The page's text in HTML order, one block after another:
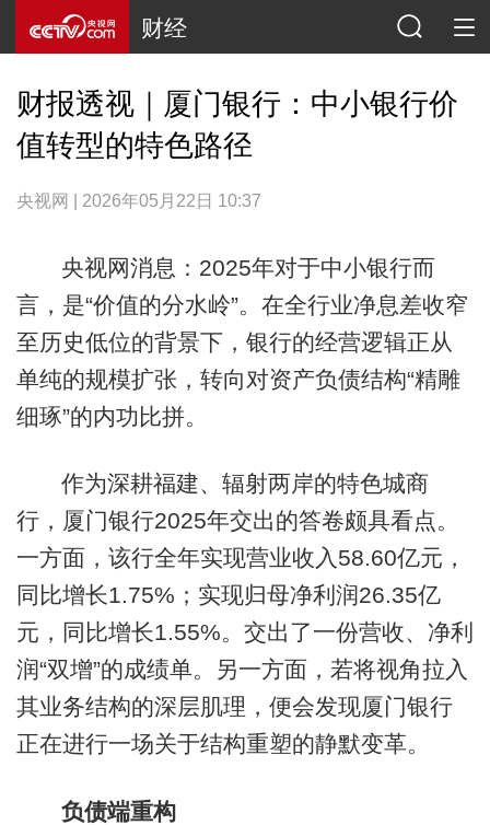
财经
财报透视｜厦门银行：中小银行价
值转型的特色路径
央视网 | 2026年05月22日 10:37
央视网消息：2025年对于中小银行而
言，是“价值的分水岭”。在全行业净息差收窄
至历史低位的背景下，银行的经营逻辑正从
单纯的规模扩张，转向对资产负债结构“精雕
细琢”的内功比拼。
作为深耕福建、辐射两岸的特色城商
行，厦门银行2025年交出的答卷颇具看点。
一方面，该行全年实现营业收入58.60亿元，
同比增长1.75%；实现归母净利润26.35亿
元，同比增长1.55%。交出了一份营收、净利
润“双增”的成绩单。另一方面，若将视角拉入
其业务结构的深层肌理，便会发现厦门银行
正在进行一场关于结构重塑的静默变革。
负债端重构